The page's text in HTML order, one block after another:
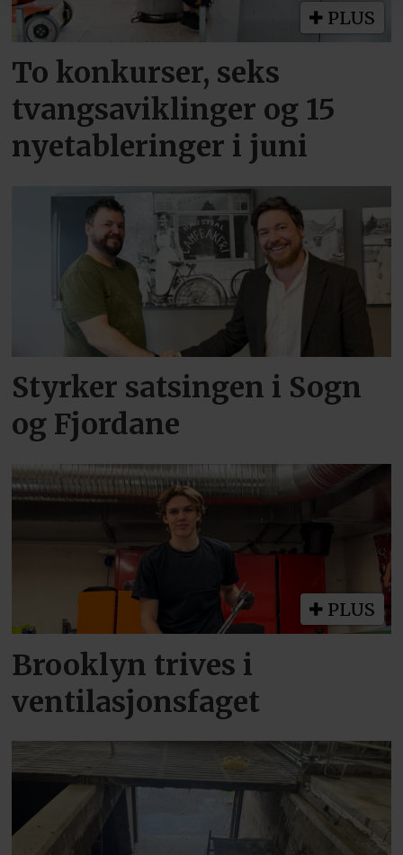
PLUS
To konkurser, seks
tvangsaviklinger og 15
nyetableringer i juni
Styrker satsingen i Sogn
og Fjordane
PLUS
Brooklyn trives i
ventilasjonsfaget